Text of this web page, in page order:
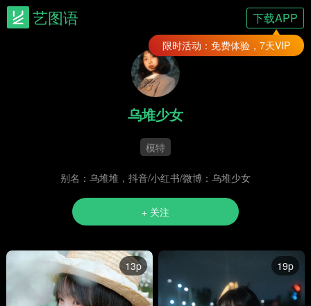
艺图语 下载APP
限时活动：免费体验，7天VIP
乌堆少女
模特
别名：乌堆堆，抖音/小红书/微博：乌堆少女
+ 关注
13p 19p